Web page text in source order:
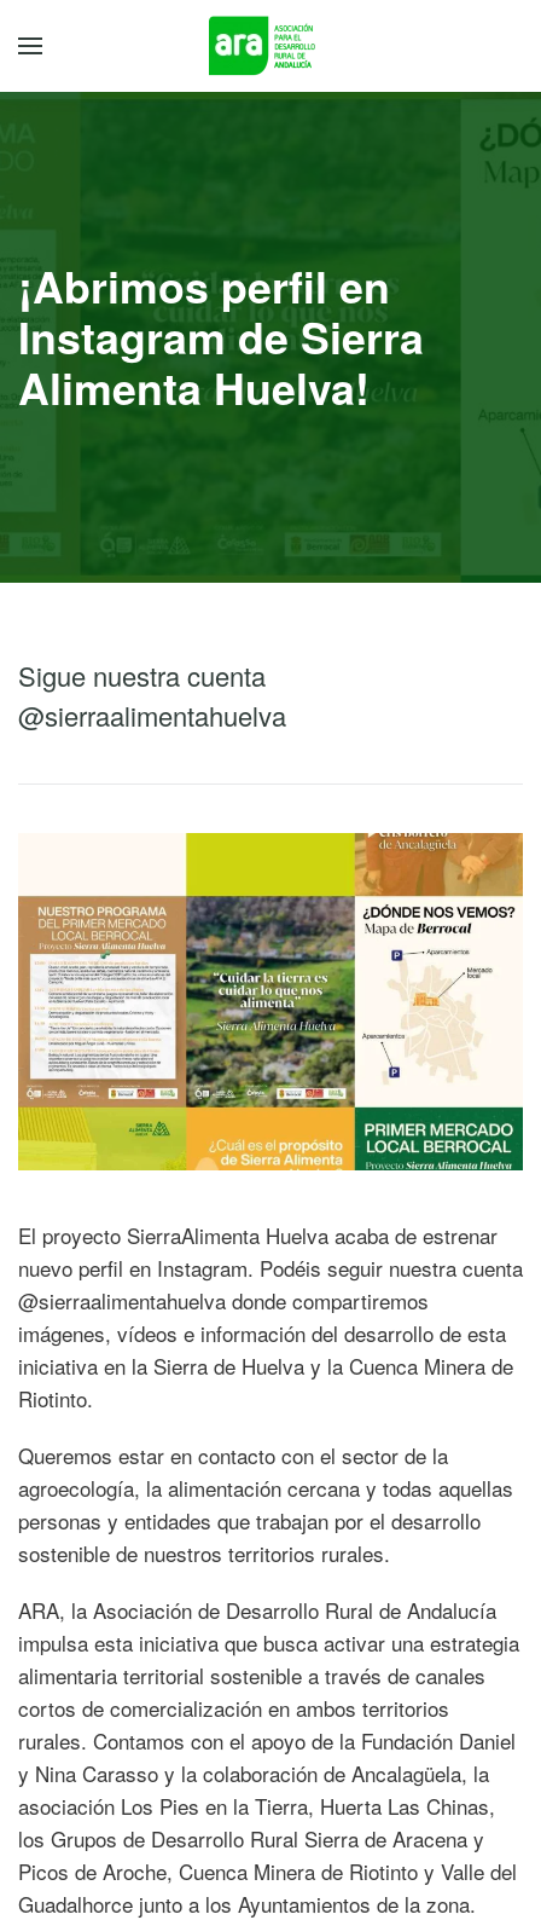
¡Abrimos perfil en
Instagram de Sierra
Alimenta Huelva!
Sigue nuestra cuenta
@sierraalimentahuelva
El proyecto SierraAlimenta Huelva acaba de estrenar
nuevo perfil en Instagram. Podéis seguir nuestra cuenta
@sierraalimentahuelva donde compartiremos
imágenes, vídeos e información del desarrollo de esta
iniciativa en la Sierra de Huelva y la Cuenca Minera de
Riotinto.
Queremos estar en contacto con el sector de la
agroecología, la alimentación cercana y todas aquellas
personas y entidades que trabajan por el desarrollo
sostenible de nuestros territorios rurales.
ARA, la Asociación de Desarrollo Rural de Andalucía
impulsa esta iniciativa que busca activar una estrategia
alimentaria territorial sostenible a través de canales
cortos de comercialización en ambos territorios
rurales. Contamos con el apoyo de la Fundación Daniel
y Nina Carasso y la colaboración de Ancalagüela, la
asociación Los Pies en la Tierra, Huerta Las Chinas,
los Grupos de Desarrollo Rural Sierra de Aracena y
Picos de Aroche, Cuenca Minera de Riotinto y Valle del
Guadalhorce junto a los Ayuntamientos de la zona.